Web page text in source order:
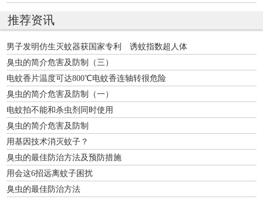
推荐资讯
男子发明仿生灭蚊器获国家专利 诱蚊指数超人体
臭虫的简介危害及防制（三）
电蚊香片温度可达800℃电蚊香连轴转很危险
臭虫的简介危害及防制（一）
电蚊拍不能和杀虫剂同时使用
臭虫的简介危害及防制
用基因技术消灭蚊子？
臭虫的最佳防治方法及预防措施
用会这6招远离蚊子困扰
臭虫的最佳防治方法